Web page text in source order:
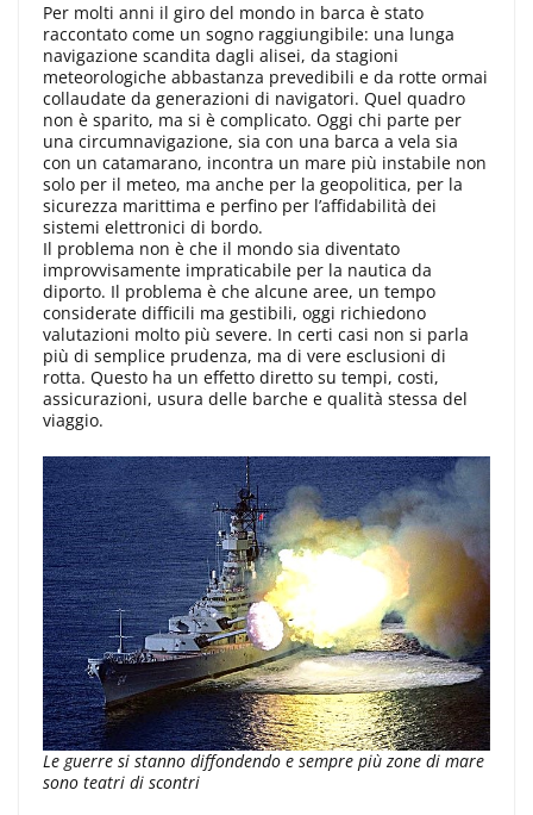
Per molti anni il giro del mondo in barca è stato
raccontato come un sogno raggiungibile: una lunga
navigazione scandita dagli alisei, da stagioni
meteorologiche abbastanza prevedibili e da rotte ormai
collaudate da generazioni di navigatori. Quel quadro
non è sparito, ma si è complicato. Oggi chi parte per
una circumnavigazione, sia con una barca a vela sia
con un catamarano, incontra un mare più instabile non
solo per il meteo, ma anche per la geopolitica, per la
sicurezza marittima e perfino per l’affidabilità dei
sistemi elettronici di bordo.
Il problema non è che il mondo sia diventato
improvvisamente impraticabile per la nautica da
diporto. Il problema è che alcune aree, un tempo
considerate difficili ma gestibili, oggi richiedono
valutazioni molto più severe. In certi casi non si parla
più di semplice prudenza, ma di vere esclusioni di
rotta. Questo ha un effetto diretto su tempi, costi,
assicurazioni, usura delle barche e qualità stessa del
viaggio.
Le guerre si stanno diffondendo e sempre più zone di mare
sono teatri di scontri